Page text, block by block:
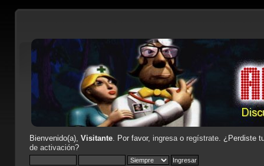
Bienvenido(a), Visitante. Por favor, ingresao regístrate. ¿Perdiste
de activación?